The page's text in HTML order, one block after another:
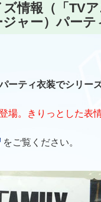
情報（「TV
ャー）パーテ
ーティ衣装でシリー
場。きりっとした表
をご覧ください。